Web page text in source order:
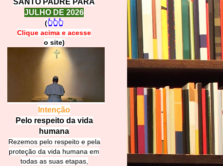
SANTO PADRE PARA
JULHO DE 2026
(👆👆👆
Clique acima e acesse
o site)
Intenção
Pelo respeito da vida
humana
Rezemos pelo respeito e pela
proteção da vida humana em
todas as suas etapas,